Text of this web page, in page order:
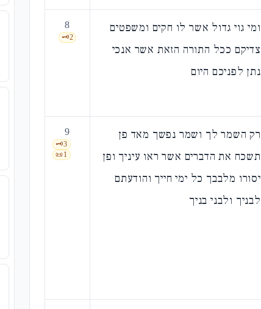
8
🗝️2
ומי גוי גדול אשר לו חקים ומשפטים
צדיקם ככל התורה הזאת אשר אנכי
נתן לפניכם היום
9
🗝️3
📜1
רק השמר לך ושמר נפשך מאד פן
תשכח את הדברים אשר ראו עיניך ופן
יסורו מלבבך כל ימי חייך והודעתם
לבניך ולבני בניך